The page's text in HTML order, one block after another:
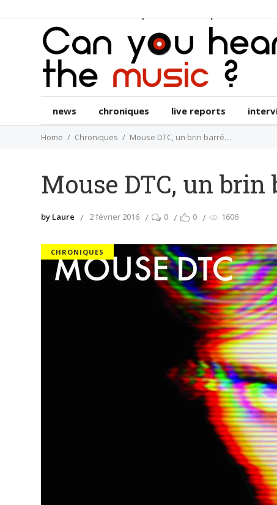
news chroniques live reports
Home Chroniques Mouse DTC, un brin barré…
Mouse DTC, un brin
by Laure 2 février 2016 0 0 1606
CHRONIQUES